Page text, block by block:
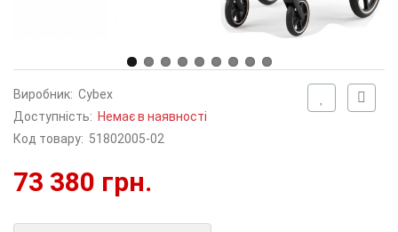
Виробник: Cybex
Доступність: Немає в наявності
Код товару: 51802005-02
73 380 грн.